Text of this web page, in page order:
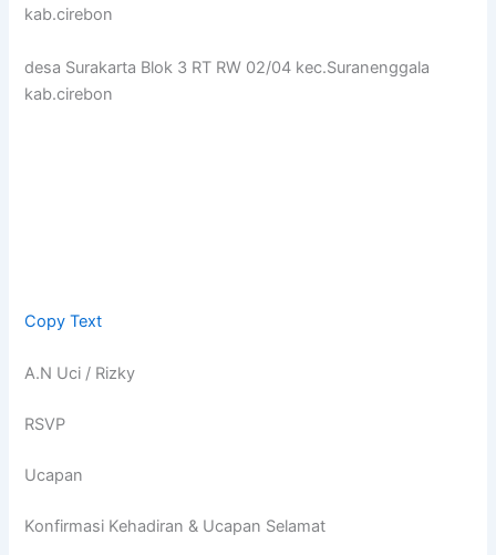
kab.cirebon
desa Surakarta Blok 3 RT RW 02/04 kec.Suranenggala
kab.cirebon
Copy Text
A.N Uci / Rizky
RSVP
Ucapan
Konfirmasi Kehadiran & Ucapan Selamat